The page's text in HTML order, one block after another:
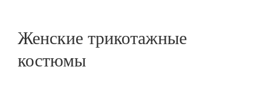
Женские трикотажные
костюмы